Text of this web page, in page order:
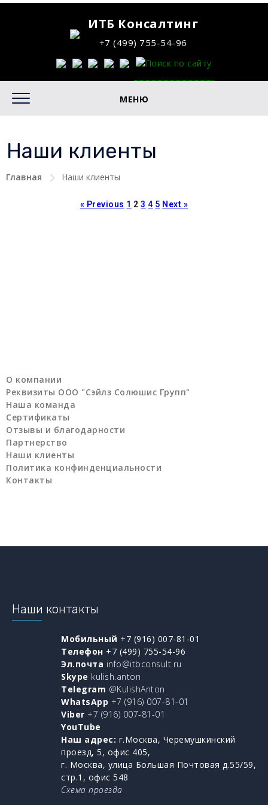
ИТБ Консалтинг
+7 (499) 755-54-96
МЕНЮ
Наши клиенты
Главная Наши клиенты
« Previous 1 2 3 4 5 Next »
О компании
Реквизиты ООО "Сэйлз Солюшис Групп"
Наша команда
Сертификаты
Отзывы и благодарности
Партнерство
Наши клиенты
Политика конфинденциальности
Контакты
Наши контакты
Мобильный +7 (916) 007-81-01
Телефон +7 (499) 755-54-96
Эл.почта info@itbconsult.ru
Skype kulish.anton
Telegram @KulishAnton
WhatsApp +7 (916) 007-81-01
Viber +7 (916) 007-81-01
YouTube
Наш адрес: г.Москва, Черемушкинский
проезд, 5, офис 405,
г. Москва, улица Большая Почтовая д.55/59,
стр.1, офис 548
Схема проезда